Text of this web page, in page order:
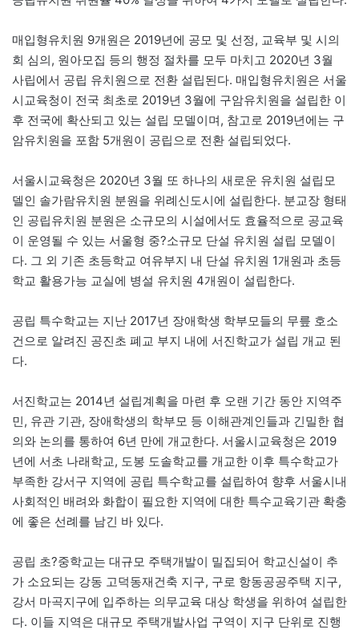
매입형유치원 9개원은 2019년에 공모 및 선정, 교육부 및 시의
회 심의, 원아모집 등의 행정 절차를 모두 마치고 2020년 3월
사립에서 공립 유치원으로 전환 설립된다. 매입형유치원은 서울
시교육청이 전국 최초로 2019년 3월에 구암유치원을 설립한 이
후 전국에 확산되고 있는 설립 모델이며, 참고로 2019년에는 구
암유치원을 포함 5개원이 공립으로 전환 설립되었다.
서울시교육청은 2020년 3월 또 하나의 새로운 유치원 설립모
델인 솔가람유치원 분원을 위례신도시에 설립한다. 분교장 형태
인 공립유치원 분원은 소규모의 시설에서도 효율적으로 공교육
이 운영될 수 있는 서울형 중?소규모 단설 유치원 설립 모델이
다. 그 외 기존 초등학교 여유부지 내 단설 유치원 1개원과 초등
학교 활용가능 교실에 병설 유치원 4개원이 설립한다.
공립 특수학교는 지난 2017년 장애학생 학부모들의 무릎 호소
건으로 알려진 공진초 폐교 부지 내에 서진학교가 설립 개교 된
다.
서진학교는 2014년 설립계획을 마련 후 오랜 기간 동안 지역주
민, 유관 기관, 장애학생의 학부모 등 이해관계인들과 긴밀한 협
의와 논의를 통하여 6년 만에 개교한다. 서울시교육청은 2019
년에 서초 나래학교, 도봉 도솔학교를 개교한 이후 특수학교가
부족한 강서구 지역에 공립 특수학교를 설립하여 향후 서울시내
사회적인 배려와 화합이 필요한 지역에 대한 특수교육기관 확충
에 좋은 선례를 남긴 바 있다.
공립 초?중학교는 대규모 주택개발이 밀집되어 학교신설이 추
가 소요되는 강동 고덕동재건축 지구, 구로 항동공공주택 지구,
강서 마곡지구에 입주하는 의무교육 대상 학생을 위하여 설립한
다. 이들 지역은 대규모 주택개발사업 구역이 지구 단위로 진행